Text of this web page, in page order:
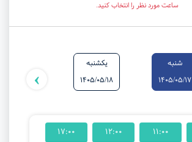
ساعت مورد نظر را انتخاب کنید.
شنبه
1405/05/17
یکشنبه
1405/05/18
›
11:00
12:00
17:00